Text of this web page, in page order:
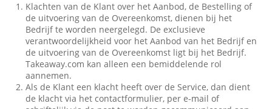
Klachten van de Klant over het Aanbod, de Bestelling of
de uitvoering van de Overeenkomst, dienen bij het
Bedrijf te worden neergelegd. De exclusieve
verantwoordelijkheid voor het Aanbod van het Bedrijf en
de uitvoering van de Overeenkomst ligt bij het Bedrijf.
Takeaway.com kan alleen een bemiddelende rol
aannemen.
Als de Klant een klacht heeft over de Service, dan dient
de klacht via het contactformulier, per e-mail of